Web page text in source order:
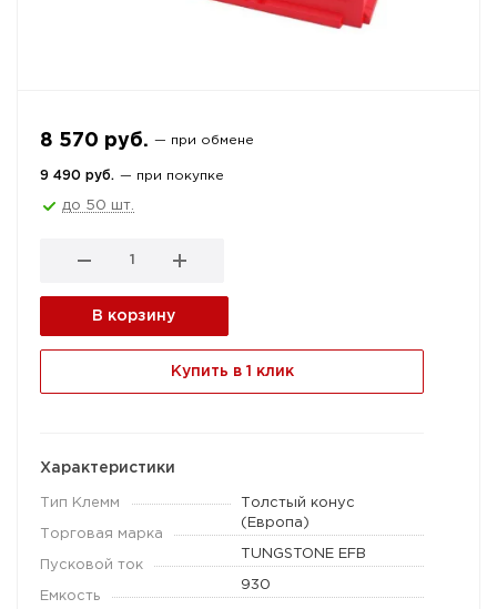
8 570 руб. — при обмене
9 490 руб. — при покупке
до 50 шт.
В корзину
Купить в 1 клик
Характеристики
Тип Клемм
Толстый конус
(Европа)
Торговая марка
TUNGSTONE EFB
Пусковой ток
930
Емкость